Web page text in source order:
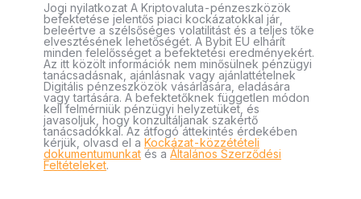
Jogi nyilatkozat A Kriptovaluta-pénzeszközök
befektetése jelentős piaci kockázatokkal jár,
beleértve a szélsőséges volatilitást és a teljes tőke
elvesztésének lehetőségét. A Bybit EU elhárít
minden felelősséget a befektetési eredményekért.
Az itt közölt információk nem minősülnek pénzügyi
tanácsadásnak, ajánlásnak vagy ajánlattételnek
Digitális pénzeszközök vásárlására, eladására
vagy tartására. A befektetőknek független módon
kell felmérniük pénzügyi helyzetüket, és
javasoljuk, hogy konzultáljanak szakértő
tanácsadókkal. Az átfogó áttekintés érdekében
kérjük, olvasd el a Kockázat-közzétételi
dokumentumunkat és a Általános Szerződési
Feltételeket.